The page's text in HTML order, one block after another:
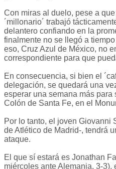
Con miras al duelo, pese a
´millonario´ trabajó
delantero confiando en la
finalmente no se llegó a
eso, Cruz Azul de México, no
correspondiente para que
En consecuencia, si bien el
delegación, se quedará una
esperar una semana más para
Colón de Santa Fe, en el
Por lo tanto, el joven Giovanni
de Atlético de Madrid-, tendrá
ataque.
El que sí estará es Jonathan
miércoles ante Alemania, 3-3),